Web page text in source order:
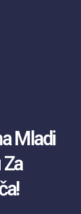
Mladi